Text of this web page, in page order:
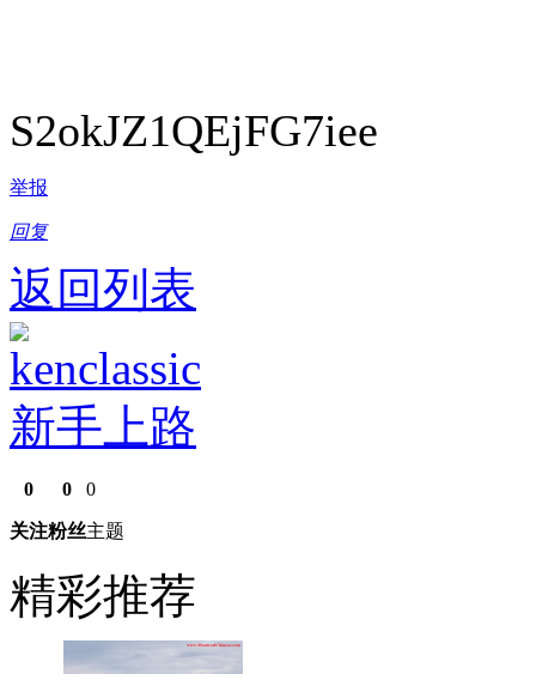
S2okJZ1QEjFG7iee
举报
回复
返回列表
kenclassic
新手上路
0
关注
0
粉丝
0
主题
精彩推荐